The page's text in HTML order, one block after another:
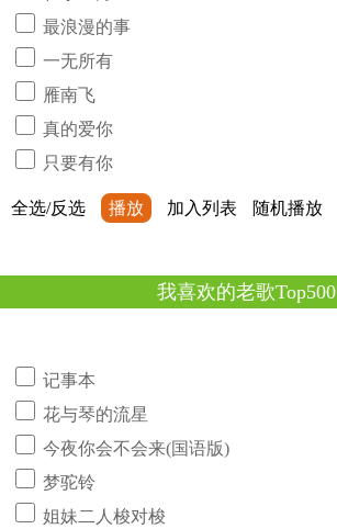
最浪漫的事
一无所有
雁南飞
真的爱你
只要有你
全选/反选 播放 加入列表 随机播放
我喜欢的老歌Top500
记事本
花与琴的流星
今夜你会不会来(国语版)
梦驼铃
姐妹二人梭对梭